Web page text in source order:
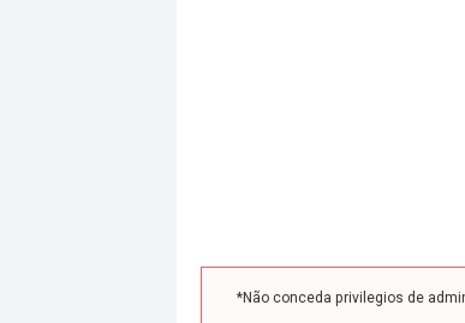
*Não conceda privilegios de